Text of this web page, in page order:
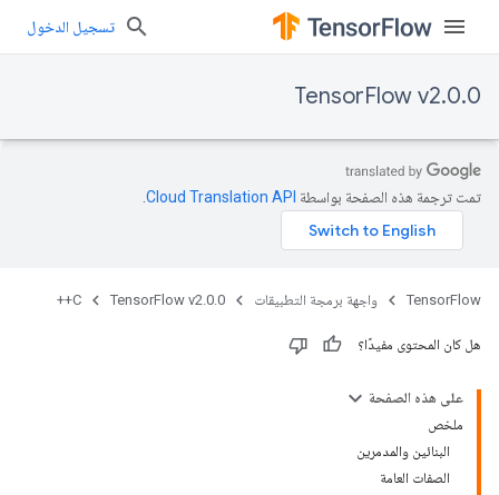
تسجيل الدخول
TensorFlow v2.0.0
تمت ترجمة هذه الصفحة بواسطة Cloud Translation API‏
TensorFlow واجهة برمجة التطبيقات TensorFlow v2.0.0
C++
هل كان المحتوى مفيدًا؟
على هذه الصفحة
ملخص
البنائين والمدمرين
الصفات العامة